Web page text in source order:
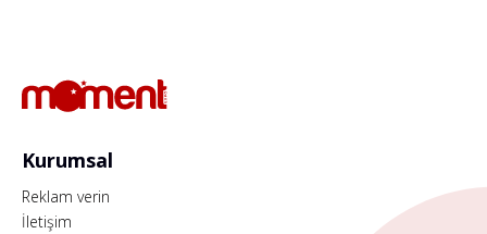
Kurumsal
Reklam verin
İletişim